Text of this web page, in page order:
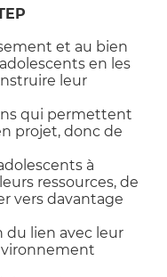
et au bien
en les
leur
qui permettent
projet, donc de
à
ressources, de
vers davantage
du lien avec leur